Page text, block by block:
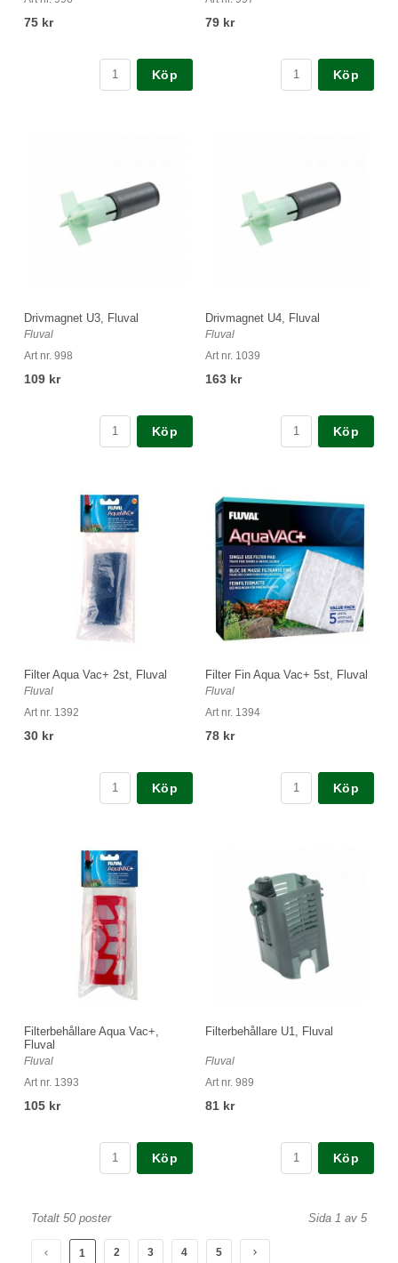
75 kr
Köp
79 kr
Köp
Drivmagnet U3, Fluval
Fluval
Art nr. 998
109 kr
Köp
Drivmagnet U4, Fluval
Fluval
Art nr. 1039
163 kr
Köp
Filter Aqua Vac+ 2st, Fluval
Fluval
Art nr. 1392
30 kr
Köp
Filter Fin Aqua Vac+ 5st, Fluval
Fluval
Art nr. 1394
78 kr
Köp
Filterbehållare Aqua Vac+,
Fluval
Fluval
Art nr. 1393
105 kr
Köp
Filterbehållare U1, Fluval
Fluval
Art nr. 989
81 kr
Köp
Totalt 50 poster Sida 1 av 5
1 2 3 4 5